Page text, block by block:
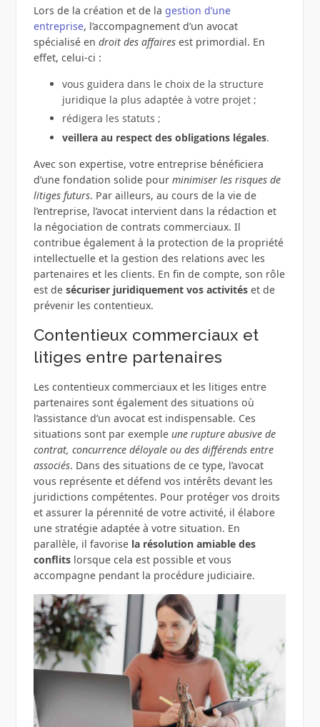
Lors de la création et de la gestion d’une
entreprise, l’accompagnement d’un avocat
spécialisé en droit des affairesest primordial. En
effet, celui-ci :
vous guidera dans le choix de la structure
juridique la plus adaptée à votre projet ;
rédigera les statuts ;
veillera au respect des obligations légales.
Avec son expertise, votre entreprise bénéficiera
d’une fondation solide pour minimiser les risques de
litiges futurs. Par ailleurs, au cours de la vie de
l’entreprise, l’avocat intervient dans la rédaction et
la négociation de contrats commerciaux. Il
contribue également à la protection de la propriété
intellectuelle et la gestion des relations avec les
partenaires et les clients. En fin de compte, son rôle
est de sécuriser juridiquement vos activitéset de
prévenir les contentieux.
Contentieux commerciaux et
litiges entre partenaires
Les contentieux commerciaux et les litiges entre
partenaires sont également des situations où
l’assistance d’un avocat est indispensable. Ces
situations sont par exemple une rupture abusive de
contrat, concurrence déloyale ou des différends entre
associés. Dans des situations de ce type, l’avocat
vous représente et défend vos intérêts devant les
juridictions compétentes. Pour protéger vos droits
et assurer la pérennité de votre activité, il élabore
une stratégie adaptée à votre situation. En
parallèle, il favorise la résolution amiable des
conflitslorsque cela est possible et vous
accompagne pendant la procédure judiciaire.